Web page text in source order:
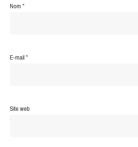
Nom*
E-mail*
Site web